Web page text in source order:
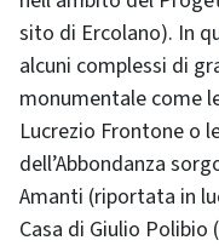
sito di Ercolano). In
alcuni complessi di
monumentale come
Lucrezio Frontone o
dell’Abbondanza
Amanti (riportata in
Casa di Giulio